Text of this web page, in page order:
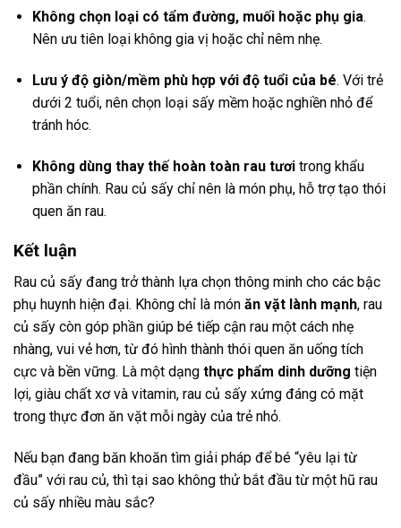
Không chọn loại có tẩm đường, muối hoặc phụ gia.
Nên ưu tiên loại không gia vị hoặc chỉ nêm nhẹ.
Lưu ý độ giòn/mềm phù hợp với độ tuổi của bé. Với trẻ
dưới 2 tuổi, nên chọn loại sấy mềm hoặc nghiền nhỏ để
tránh hóc.
Không dùng thay thế hoàn toàn rau tươitrong khẩu
phần chính. Rau củ sấy chỉ nên là món phụ, hỗ trợ tạo thói
quen ăn rau.
Kết luận
Rau củ sấy đang trở thành lựa chọn thông minh cho các bậc
phụ huynh hiện đại. Không chỉ là món ăn vặt lành mạnh, rau
củ sấy còn góp phần giúp bé tiếp cận rau một cách nhẹ
nhàng, vui vẻ hơn, từ đó hình thành thói quen ăn uống tích
cực và bền vững. Là một dạng thực phẩm dinh dưỡng tiện
lợi, giàu chất xơ và vitamin, rau củ sấy xứng đáng có mặt
trong thực đơn ăn vặt mỗi ngày của trẻ nhỏ.
Nếu bạn đang băn khoăn tìm giải pháp để bé “yêu lại từ
đầu” với rau củ, thì tại sao không thử bắt đầu từ một hũ rau
củ sấy nhiều màu sắc?